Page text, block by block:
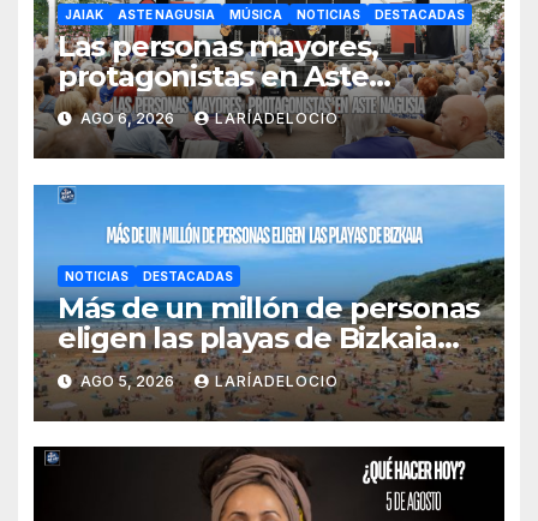
JAIAK ASTE NAGUSIA MÚSICA NOTICIAS DESTACADAS
Las personas mayores,
protagonistas en Aste
Nagusia con actividades
especiales y un día dedicado
a ellas
AGO 6, 2026 LARÍADELOCIO
NOTICIAS DESTACADAS
Más de un millón de personas
eligen las playas de Bizkaia
en la primera mitad de la
temporada
AGO 5, 2026 LARÍADELOCIO